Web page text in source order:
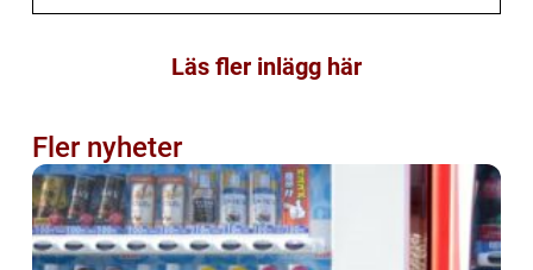
Läs fler inlägg här
Fler nyheter